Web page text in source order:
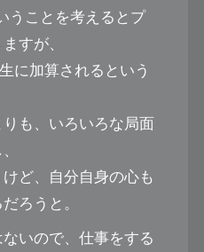
うことを考えるとプ
すが、
に加算されるという
も、いろいろな局面
ど、自分自身の心も
ろうと。
いので、仕事をする